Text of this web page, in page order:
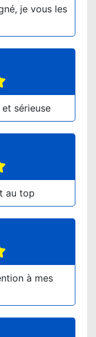
je vous les
sérieuse
au top
à mes